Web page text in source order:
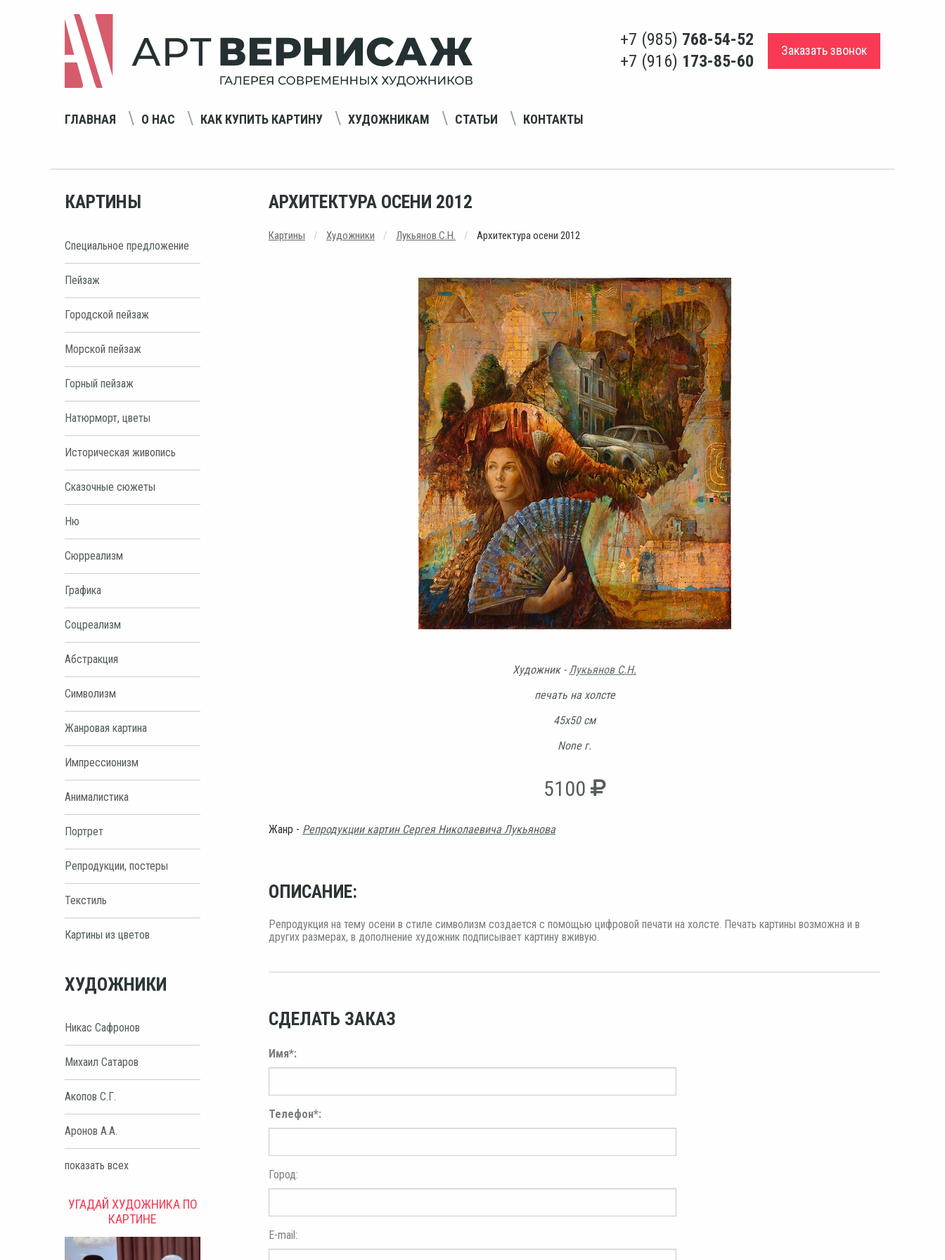
+7 (985) 768-54-52
+7 (916) 173-85-60
Заказать звонок
ГЛАВНАЯ О НАС КАК КУПИТЬ КАРТИНУ ХУДОЖНИКАМ СТАТЬИ КОНТАКТЫ
КАРТИНЫ
Специальное предложение
Пейзаж
Городской пейзаж
Морской пейзаж
Горный пейзаж
Натюрморт, цветы
Историческая живопись
Сказочные сюжеты
Ню
Сюрреализм
Графика
Соцреализм
Абстракция
Символизм
Жанровая картина
Импрессионизм
Анималистика
Портрет
Репродукции, постеры
Текстиль
Картины из цветов
ХУДОЖНИКИ
Никас Сафронов
Михаил Сатаров
Акопов С.Г.
Аронов А.А.
показать всех
УГАДАЙ ХУДОЖНИКА ПО
КАРТИНЕ
АРХИТЕКТУРА ОСЕНИ 2012
Картины Художники Лукьянов С.Н. Архитектура осени 2012
Художник - Лукьянов С.Н.
печать на холсте
45х50 см
None г.
5100
Жанр - Репродукции картин Сергея Николаевича Лукьянова
ОПИСАНИЕ:
Репродукция на тему осени в стиле символизм создается с помощью цифровой печати на холсте. Печать картины возможна и в
других размерах, в дополнение художник подписывает картину вживую.
СДЕЛАТЬ ЗАКАЗ
Имя*:
Телефон*:
Город:
E-mail: